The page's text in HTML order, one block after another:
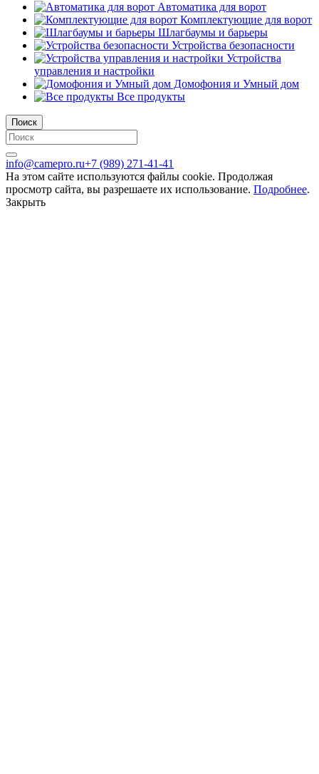
Автоматика для ворот
Комплектующие для ворот
Шлагбаумы и барьеры
Устройства безопасности
Устройства
управления и настройки
Домофония и Умный дом
Все продукты
Поиск
info@camepro.ru+7 (989) 271-41-41
На этом сайте используются файлы cookie. Продолжая
просмотр сайта, вы разрешаете их использование. Подробнее.
Закрыть